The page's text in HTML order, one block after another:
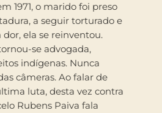
1971, o marido foi preso
a seguir torturado e
ela se reinventou.
se advogada,
indígenas. Nunca
câmeras. Ao falar de
luta, desta vez contra
Rubens Paiva fala